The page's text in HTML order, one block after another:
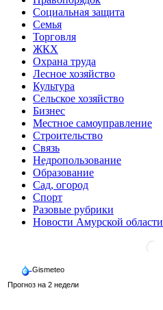
Социальная защита
Семья
Торговля
ЖКХ
Охрана труда
Лесное хозяйство
Культура
Сельское хозяйство
Бизнес
Местное самоуправление
Строительство
Связь
Недропользование
Образование
Сад, огород
Спорт
Разовые рубрики
Новости Амурской области